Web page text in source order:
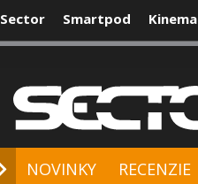
Sector Smartpod Kinema
NOVINKY RECENZIE